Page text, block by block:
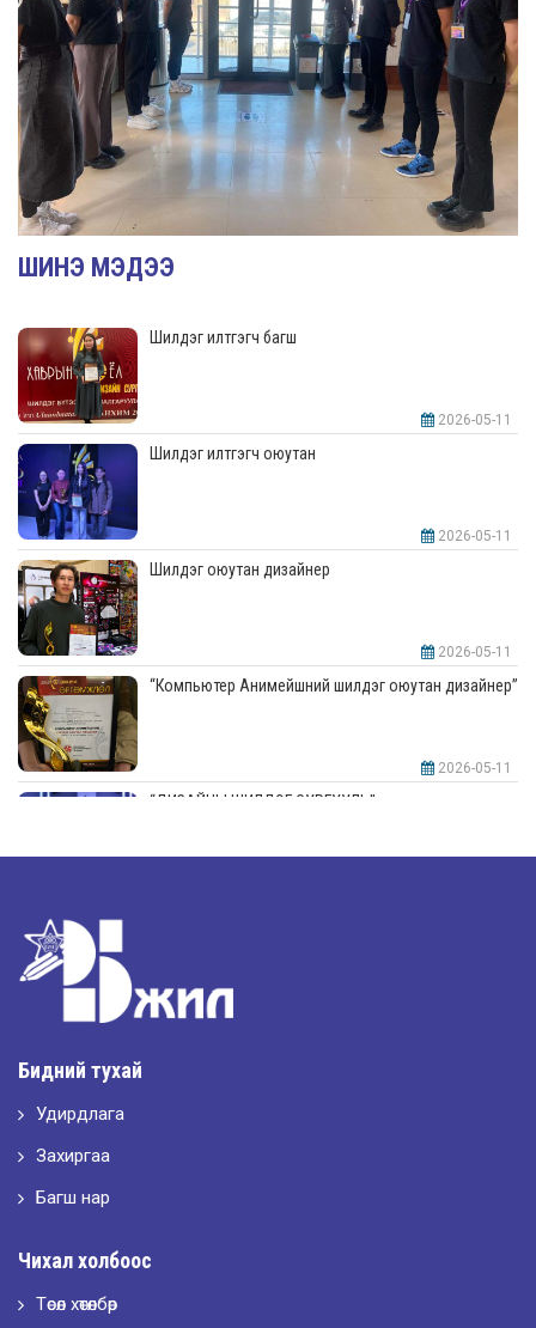
ШИНЭ МЭДЭЭ
Шилдэг илтгэгч багш
2026-05-11
Шилдэг илтгэгч оюутан
2026-05-11
Шилдэг оюутан дизайнер
2026-05-11
“Компьютер Анимейшний шилдэг оюутан дизайнер”
2026-05-11
“ДИЗАЙНЫ ШИЛДЭГ СУРГУУЛЬ”-аар шалгарлаа
“ХҮСЛЭН 2026” хувцас загварын улсын уралдаан,
Бидний тухай
Удирдлага
Захиргаа
Багш нар
Чихал холбоос
Төсөл хөтөлбөр